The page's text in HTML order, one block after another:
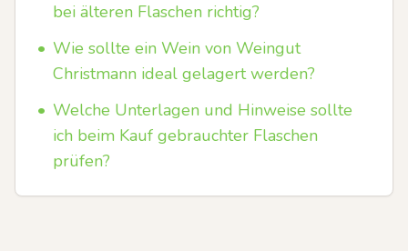
bei älteren Flaschen richtig?
• Wie sollte ein Wein von Weingut
Christmann ideal gelagert werden?
• Welche Unterlagen und Hinweise sollte
ich beim Kauf gebrauchter Flaschen
prüfen?